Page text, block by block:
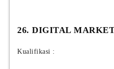
26. DIGITAL
Kualifikasi :